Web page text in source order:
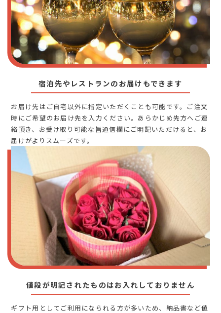
宿泊先やレストランのお届けもできます
お届け先はご自宅以外に指定いただくことも可能です。ご注文
時にご希望のお届け先を入力ください。あらかじめ先方へご連
絡頂き、お受け取り可能な旨通信欄にご明記いただけると、お
届けがよりスムーズです。
値段が明記されたものはお入れしておりません
ギフト用としてご利用になられる方が多いため、納品書など値